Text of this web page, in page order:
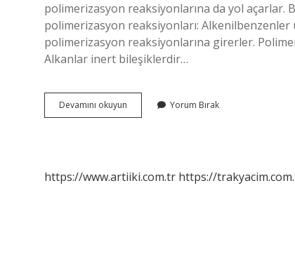
polimerizasyon reaksiyonlarına da yol açarlar.
polimerizasyon reaksiyonları:
polimerizasyon reaksiyonlarına girerler.
Alkanlar inert bileşiklerdir…
Devamını okuyun Polimerleşme
Tepkimesi
Yorum Bırak
https://www.artiiki.com.tr https://